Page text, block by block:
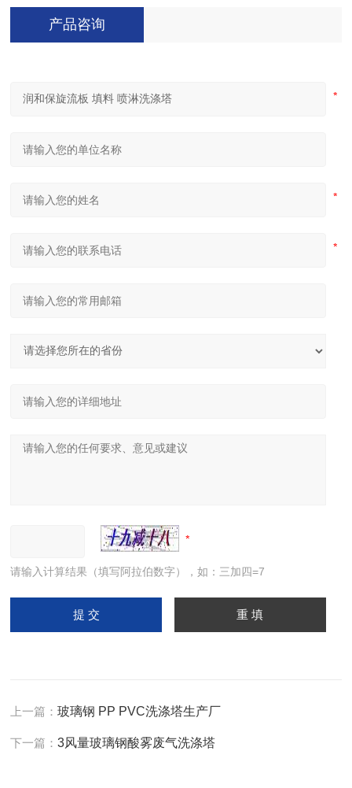
产品咨询
请输入计算结果（填写阿拉伯数字），如：三加四=7
上一篇：玻璃钢 PP PVC洗涤塔生产厂
下一篇：3风量玻璃钢酸雾废气洗涤塔